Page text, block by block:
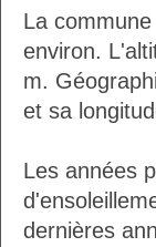
La
environ.
m.
et sa
Les années
dernières